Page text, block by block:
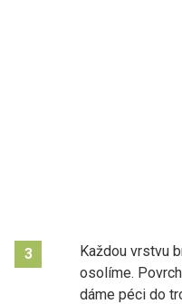
3
Každou vrstvu
osolíme.
dáme péci do